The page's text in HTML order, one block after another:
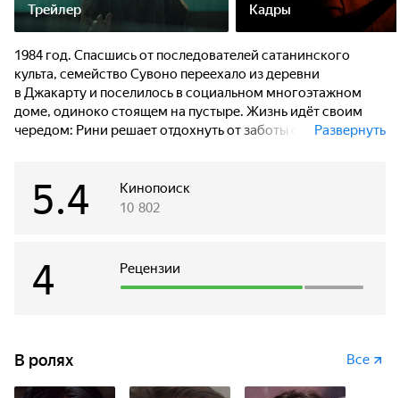
Трейлер Кадры
1984 год. Спасшись от последователей сатанинского
культа, семейство Сувоно переехало из деревни
в Джакарту и поселилось в социальном многоэтажном
доме, одиноко стоящем на пустыре. Жизнь идёт своим
чередом: Рини решает отдохнуть от заботы о младших
недалеко от дома могильную плиту. В новостях говорят
о надвигающемся мощном тайфуне, а в доме начинает
Развернуть
Кинопоиск
5.4 10 802
Рецензии
4
В ролях Все